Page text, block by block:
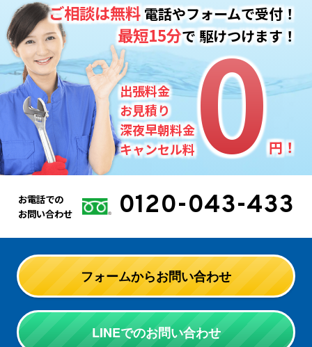
出張料金
お見積り
深夜早朝料金
キャンセル料0
0円！
ご相談は無料電話やフォームで受付！
最短15分で駆けつけます！
お電話での
お問い合わせ
0120-043-433
フォームからお問い合わせ
LINEでのお問い合わせ